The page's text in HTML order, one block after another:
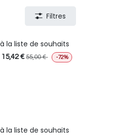
Filtres
15,42€ 55,00€ -72%
la liste de souhaits
la liste de souhaits